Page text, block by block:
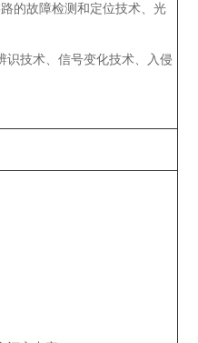
的故障检测和定位技术、光
识技术、信号变化技术、入侵